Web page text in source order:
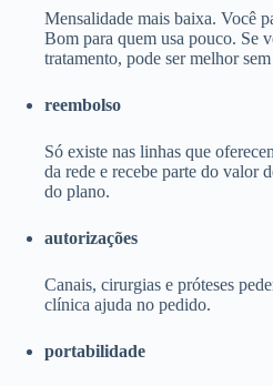
Mensalidade mais baixa. Você
Bom para quem usa pouco. Se
tratamento, pode ser melhor
reembolso
Só existe nas linhas que
da rede e recebe parte do valor
do plano.
autorizações
Canais, cirurgias e próteses
clínica ajuda no pedido.
portabilidade